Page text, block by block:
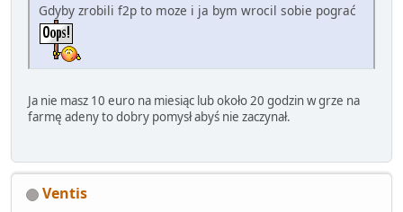
Gdyby zrobili f2p to moze i ja bym wrocil sobie pograć
Ja nie masz 10 euro na miesiąc lub około 20 godzin w grze na
farmę adeny to dobry pomysł abyś nie zaczynał.
Ventis